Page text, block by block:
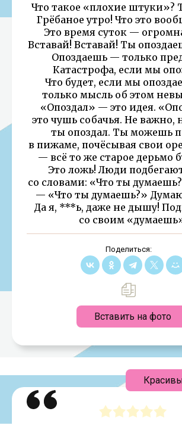
Что такое «плохие штуки»?
Грёбаное утро! Что это
Это время суток —
Вставай! Вставай! Ты
Опоздаешь — только
Катастрофа, если мы
Что будет, если мы
только мысль об этом
«Опоздал» — это идея.
это чушь собачья. Не важно,
ты опоздал. Ты можешь
в пижаме, почёсывая свои
— всё то же старое дерьмо
Это ложь! Люди
со словами: «Что ты
— «Что ты думаешь?»
Да я, ***ь, даже не дышу!
со своим
Поделиться:
Вставить на фото